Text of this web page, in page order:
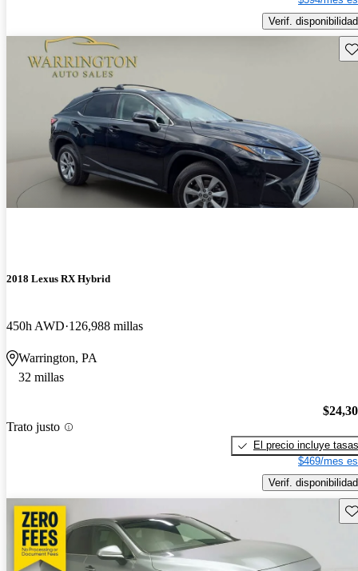
Verif. disponibilidad
2018 Lexus RX Hybrid
450h AWD 126,988 millas
Warrington, PA
32 millas
Trato justo
El precio incluye tasas
$469/mes
Verif. disponibilidad